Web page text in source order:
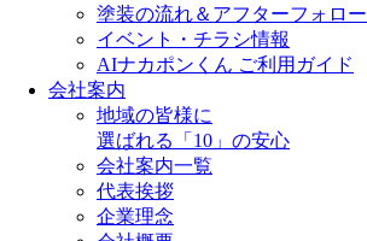
塗装の流れ＆アフターフォロー
イベント・チラシ情報
AIナカポンくん ご利用ガイド
会社案内
地域の皆様に
選ばれる「10」の安心
会社案内一覧
代表挨拶
企業理念